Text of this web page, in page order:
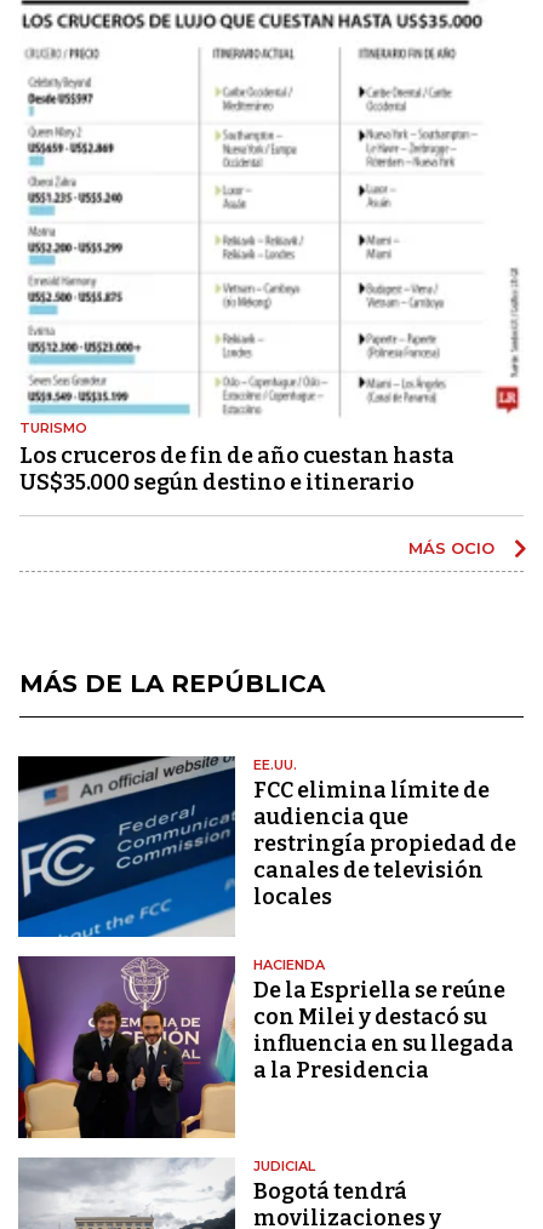
TURISMO
Los cruceros de fin de año cuestan hasta
US$35.000 según destino e itinerario
MÁS OCIO
MÁS DE LA REPÚBLICA
EE.UU.
FCC elimina límite de
audiencia que
restringía propiedad de
canales de televisión
locales
HACIENDA
De la Espriella se reúne
con Milei y destacó su
influencia en su llegada
a la Presidencia
JUDICIAL
Bogotá tendrá
movilizaciones y